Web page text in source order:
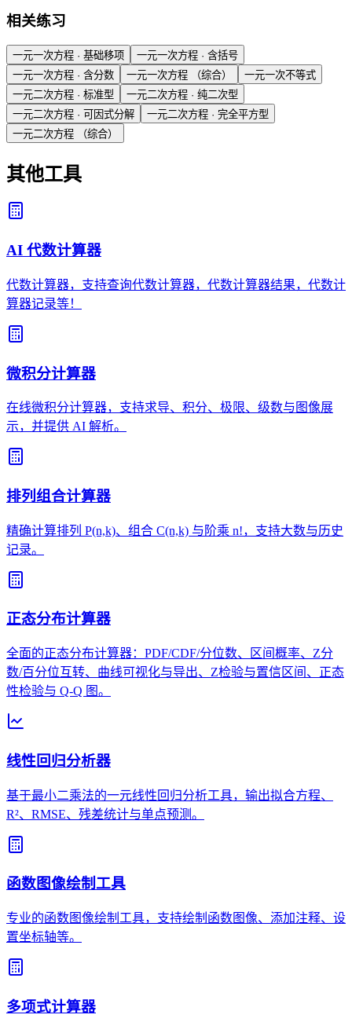
相关练习
一元一次方程 · 基础移项
一元一次方程 · 含括号
一元一次方程 · 含分数
一元一次方程 （综合）
一元一次不等式
一元二次方程 · 标准型
一元二次方程 · 纯二次型
一元二次方程 · 可因式分解
一元二次方程 · 完全平方型
一元二次方程 （综合）
其他工具
AI 代数计算器
代数计算器，支持查询代数计算器，代数计算器结果，代数计
算器记录等！
微积分计算器
在线微积分计算器，支持求导、积分、极限、级数与图像展
示，并提供 AI 解析。
排列组合计算器
精确计算排列 P(n,k)、组合 C(n,k) 与阶乘 n!，支持大数与历史
记录。
正态分布计算器
全面的正态分布计算器：PDF/CDF/分位数、区间概率、Z分
数/百分位互转、曲线可视化与导出、Z检验与置信区间、正态
性检验与 Q-Q 图。
线性回归分析器
基于最小二乘法的一元线性回归分析工具，输出拟合方程、
R²、RMSE、残差统计与单点预测。
函数图像绘制工具
专业的函数图像绘制工具，支持绘制函数图像、添加注释、设
置坐标轴等。
多项式计算器